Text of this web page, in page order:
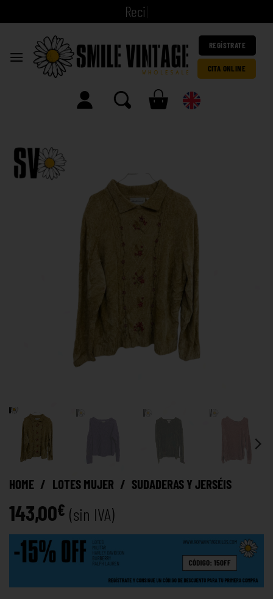
REGÍSTRATE
CITA ONLINE
HOME / LOTES MUJER / SUDADERAS Y JERSÉIS
143,00€ (sin IVA)